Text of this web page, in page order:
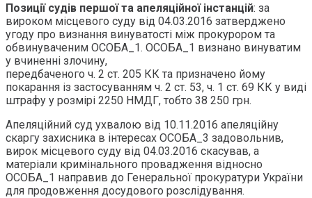
Позиції судів першої та апеляційної інстанцій: за
вироком місцевого суду від 04.03.2016 затверджено
угоду про визнання винуватості між прокурором та
обвинуваченим ОСОБА_1. ОСОБА_1 визнано винуватим
у вчиненні злочину,
передбаченого ч. 2 ст. 205 КК та призначено йому
покарання із застосуванням ч. 2 ст. 53, ч. 1 ст. 69 КК у виді
штрафу у розмірі 2250 НМДГ, тобто 38 250 грн.
Апеляційний суд ухвалою від 10.11.2016 апеляційну
скаргу захисника в інтересах ОСОБА_3 задовольнив,
вирок місцевого суду від 04.03.2016 скасував, а
матеріали кримінального провадження відносно
ОСОБА_1 направив до Генеральної прокуратури України
для продовження досудового розслідування.